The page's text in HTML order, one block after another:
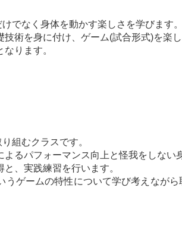
でなく身体を動かす楽しさを学びます。
術を身に付け、ゲーム(試合形式)を楽し
ります。
組むクラスです。
るパフォーマンス向上と怪我をしない
、実践練習を行います。
うゲームの特性について学び考えなが